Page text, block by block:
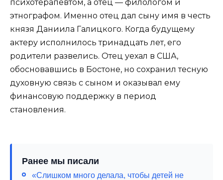
психотерапевтом, а отец — филологом и
этнографом. Именно отец дал сыну имя в честь
князя Даниила Галицкого. Когда будущему
актеру исполнилось тринадцать лет, его
родители развелись. Отец уехал в США,
обосновавшись в Бостоне, но сохранил тесную
духовную связь с сыном и оказывал ему
финансовую поддержку в период
становления.
Ранее мы писали
«Слишком много делала, чтобы детей не